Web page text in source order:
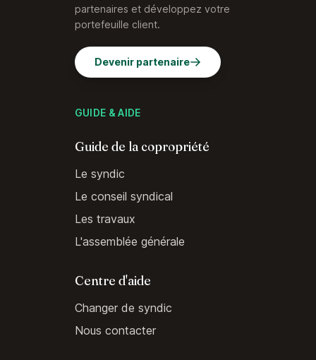
partenaires et développez votre
portefeuille client.
Devenir partenaire
GUIDE & AIDE
Guide de la copropriété
Le syndic
Le conseil syndical
Les travaux
L'assemblée générale
Centre d'aide
Changer de syndic
Nous contacter